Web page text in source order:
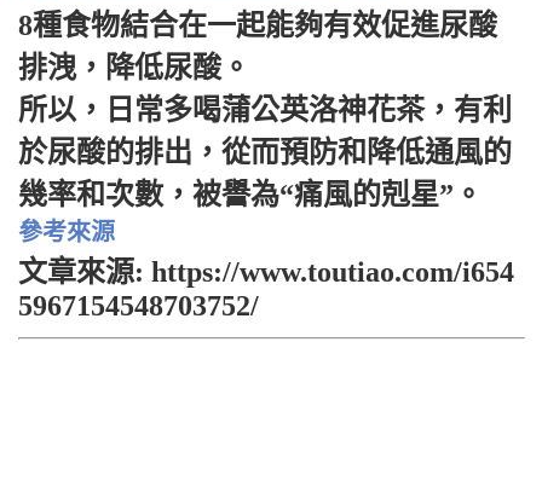
8種食物結合在一起能夠有效促進尿酸
排洩，降低尿酸。
所以，日常多喝蒲公英洛神花茶，有利
於尿酸的排出，從而預防和降低通風的
幾率和次數，被譽為“痛風的剋星”。
參考來源
文章來源: https://www.toutiao.com/i654
5967154548703752/